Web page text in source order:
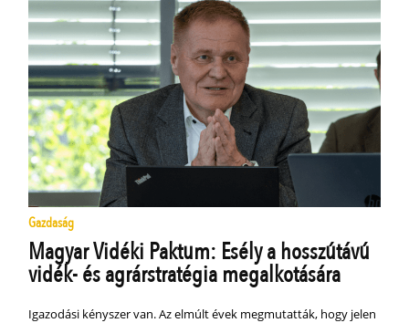
Gazdaság
Magyar Vidéki Paktum: Esély a hosszútávú
vidék- és agrárstratégia megalkotására
Igazodási kényszer van. Az elmúlt évek megmutatták, hogy jelen